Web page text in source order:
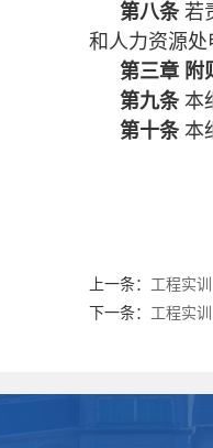
第八条若
和人力资源
第三章 附
第九条本
第十条本
上一条： 工程实
下一条： 工程实